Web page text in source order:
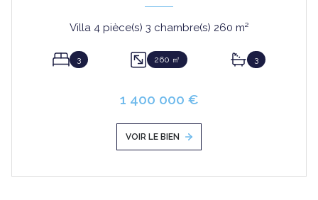
Villa 4 pièce(s) 3 chambre(s) 260 m²
3 260 ㎡ 3
1 400 000 €
VOIR LE BIEN